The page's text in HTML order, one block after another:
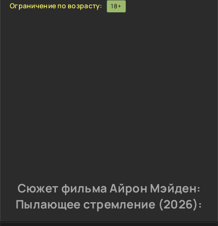
Ограничение по возрасту: 18+
Сюжет фильма Айрон Мэйден:
Пылающее стремление (2026):